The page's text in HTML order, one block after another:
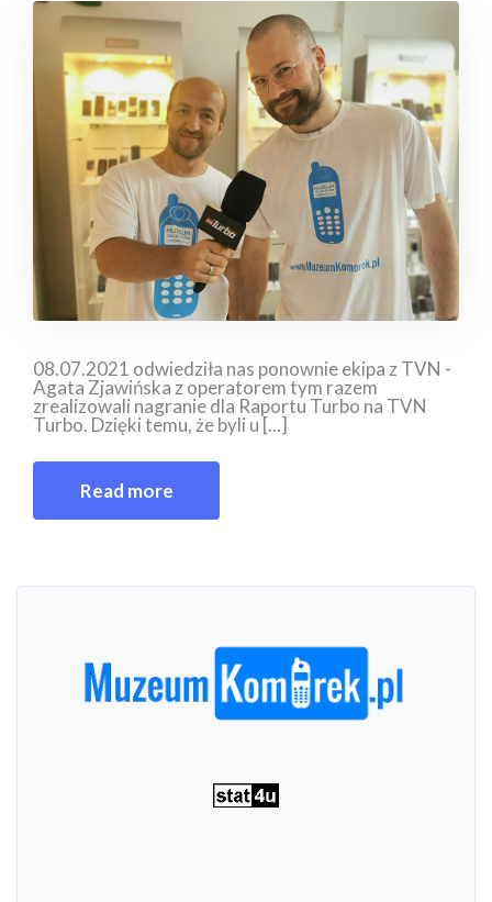
08.07.2021 odwiedziła nas ponownie ekipa z TVN -
Agata Zjawińska z operatorem tym razem
zrealizowali nagranie dla Raportu Turbo na TVN
Turbo. Dzięki temu, że byli u [...]
Read more